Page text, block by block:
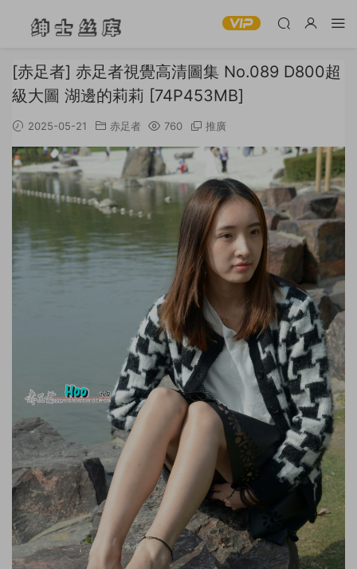
[赤足者] 赤足者視覺高清圖集 No.089 D800超
級大圖 湖邊的莉莉 [74P453MB]
2025-05-21 赤足者 760 推廣